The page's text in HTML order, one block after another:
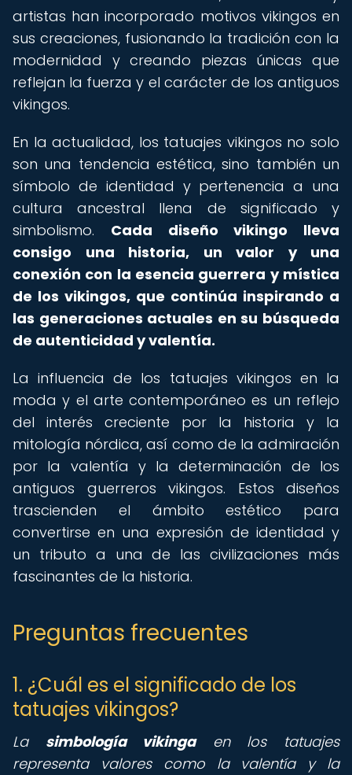
artistas han incorporado motivos vikingos en
sus creaciones, fusionando la tradición con la
modernidad y creando piezas únicas que
reflejan la fuerza y el carácter de los antiguos
vikingos.
En la actualidad, los tatuajes vikingos no solo
son una tendencia estética, sino también un
símbolo de identidad y pertenencia a una
cultura ancestral llena de significado y
simbolismo. Cada diseño vikingo lleva
consigo una historia, un valor y una
conexión con la esencia guerrera y mística
de los vikingos, que continúa inspirando a
las generaciones actuales en su búsqueda
de autenticidad y valentía.
La influencia de los tatuajes vikingos en la
moda y el arte contemporáneo es un reflejo
del interés creciente por la historia y la
mitología nórdica, así como de la admiración
por la valentía y la determinación de los
antiguos guerreros vikingos. Estos diseños
trascienden el ámbito estético para
convertirse en una expresión de identidad y
un tributo a una de las civilizaciones más
fascinantes de la historia.
Preguntas frecuentes
1. ¿Cuál es el significado de los
tatuajes vikingos?
La simbología vikingaen los tatuajes
representa valores como la valentía y la